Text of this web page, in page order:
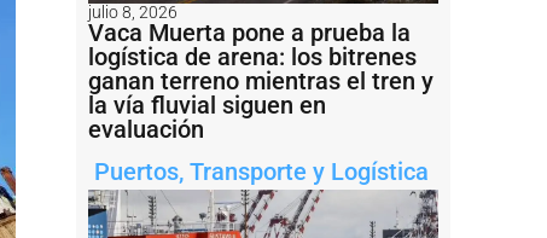
julio 8, 2026
Vaca Muerta pone a prueba la
logística de arena: los bitrenes
ganan terreno mientras el tren y
la vía fluvial siguen en
evaluación
Puertos, Transporte y Logística